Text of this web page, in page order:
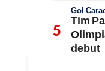
Gol
Tim
debut